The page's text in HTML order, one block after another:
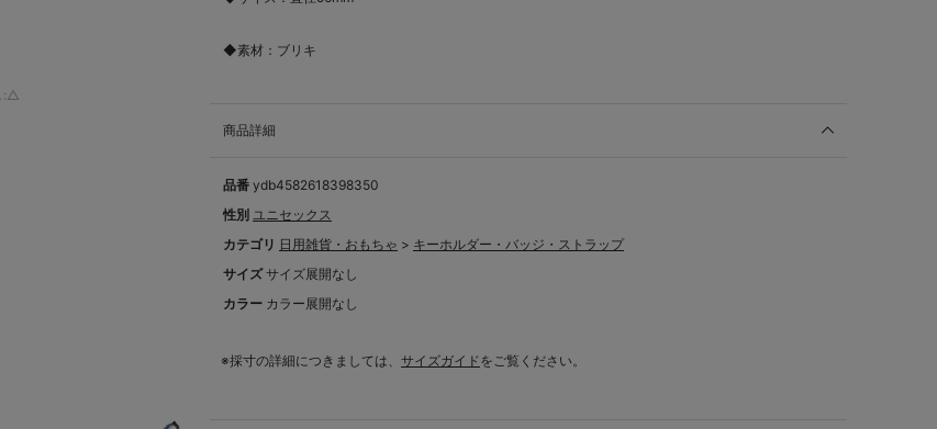
:△
◆素材：ブリキ
商品詳細
品番 ydb4582618398350
性別 ユニセックス
カテゴリ 日用雑貨・おもちゃ > キーホルダー・バッジ・ストラップ
サイズ サイズ展開なし
カラー カラー展開なし
※採寸の詳細につきましては、 サイズガイドをご覧ください。